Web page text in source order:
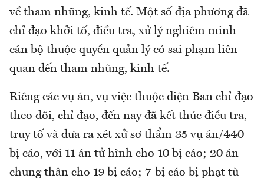
về tham nhũng, kinh tế. Một số địa phương đã
chỉ đạo khởi tố, điều tra, xử lý nghiêm minh
cán bộ thuộc quyền quản lý có sai phạm liên
quan đến tham nhũng, kinh tế.
Riêng các vụ án, vụ việc thuộc diện Ban chỉ đạo
theo dõi, chỉ đạo, đến nay đã kết thúc điều tra,
truy tố và đưa ra xét xử sơ thẩm 35 vụ án/440
bị cáo, với 11 án tử hình cho 10 bị cáo; 20 án
chung thân cho 19 bị cáo; 7 bị cáo bị phạt tù